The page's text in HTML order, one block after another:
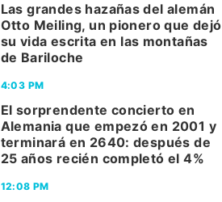
Las grandes hazañas del alemán
Otto Meiling, un pionero que dejó
su vida escrita en las montañas
de Bariloche
4:03 PM
El sorprendente concierto en
Alemania que empezó en 2001 y
terminará en 2640: después de
25 años recién completó el 4%
12:08 PM